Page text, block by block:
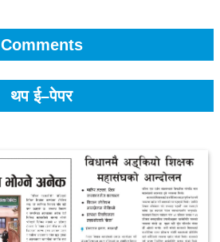
Comments
थप ई–पेपर